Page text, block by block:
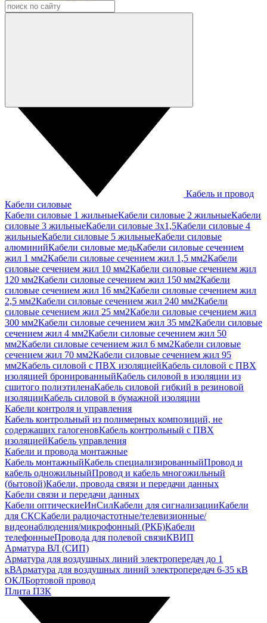
Кабель и провод
Кабели силовые
Кабели силовые 1 жильныеКабели силовые 2 жильныеКабели
силовые 3 жильныеКабели силовые 3х1,5Кабели силовые 4
жильныеКабели силовые 5 жильныеКабели силовые
алюминийКабели силовые медьКабели силовые сечением
жил 1 мм2Кабели силовые сечением жил 1,5 мм2Кабели
силовые сечением жил 10 мм2Кабели силовые сечением жил
120 мм2Кабели силовые сечением жил 150 мм2Кабели
силовые сечением жил 16 мм2Кабели силовые сечением жил
2,5 мм2Кабели силовые сечением жил 240 мм2Кабели
силовые сечением жил 25 мм2Кабели силовые сечением жил
300 мм2Кабели силовые сечением жил 35 мм2Кабели силовые
сечением жил 4 мм2Кабели силовые сечением жил 50
мм2Кабели силовые сечением жил 6 мм2Кабели силовые
сечением жил 70 мм2Кабели силовые сечением жил 95
мм2Кабель силовой с ПВХ изоляциейКабель силовой с ПВХ
изоляцией бронированныйКабель силовой в изоляции из
сшитого полиэтиленаКабель силовой гибкий в резиновой
изоляцииКабель силовой в бумажной изоляции
Кабели контроля и управления
Кабель контрольный из полимерных композиций, не
содержащих галогеновКабель контрольный с ПВХ
изоляциейКабель управления
Кабели и провода монтажные
Кабель монтажныйКабель специализированныйПровод и
кабель одножильныйПровод и кабель многожильный
(бытовой)Кабели, провода связи и передачи данных
Кабели связи и передачи данных
Кабели оптическиеИнСилКабели для сигнализацииКабели
для СКСКабели радиочастотные/телевизионные/
видеонаблюдения/микрофонный (РКБ)Кабели
телефонныеПровода для полевой связиКВИП
Арматура ВЛ (СИП)
Арматура для воздушных линий электропередач до 1
кВАрматура для воздушных линий электропередач 6-35 кВ
ОКЛБортовой провод
Плита ПЗК